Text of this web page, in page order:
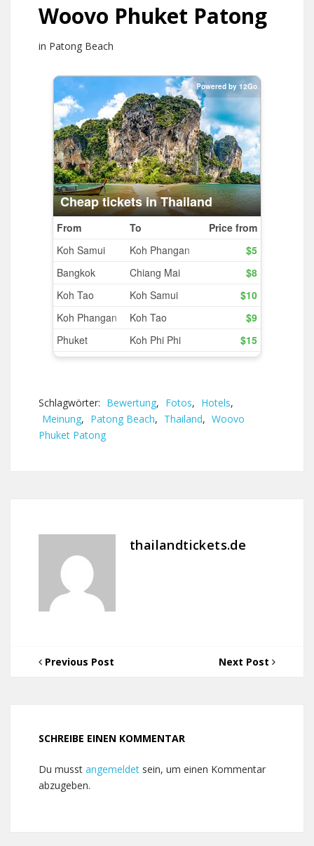
Woovo Phuket Patong
in Patong Beach
Schlagwörter: Bewertung, Fotos, Hotels,
Meinung, Patong Beach, Thailand, Woovo
Phuket Patong
thailandtickets.de
Previous Post Next Post
SCHREIBE EINEN KOMMENTAR
Du musst angemeldet sein, um einen Kommentar
abzugeben.